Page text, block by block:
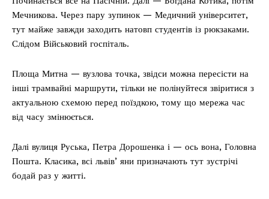
Мечникова. Через пару зупинок — Медичний університет,
тут майже завжди заходить натовп студентів із рюкзаками.
Слідом Військовий госпіталь.
Площа Митна — вузлова точка, звідси можна пересісти на
інші трамвайні маршрути, тільки не полінуйтеся звіритися з
актуальною схемою перед поїздкою, тому що мережа час
від часу змінюється.
Далі вулиця Руська, Петра Дорошенка і — ось вона, Головна
Пошта. Класика, всі львівʼяни призначають тут зустрічі
бодай раз у житті.